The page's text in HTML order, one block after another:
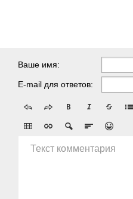
Ваше имя:
E-mail для ответов:
Текст комментария